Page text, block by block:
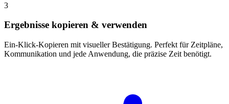
3
Ergebnisse kopieren & verwenden
Ein-Klick-Kopieren mit visueller Bestätigung. Perfekt für Zeitpläne,
Kommunikation und jede Anwendung, die präzise Zeit benötigt.